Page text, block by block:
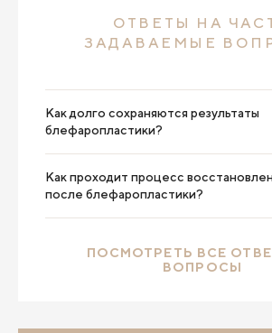
ОТВЕТЫ НА
ЗАДАВАЕМЫЕ
Как долго сохраняются результаты
блефаропластики?
Как проходит процесс
после блефаропластики?
ПОСМОТРЕТЬ ВСЕ
ВОПРОСЫ